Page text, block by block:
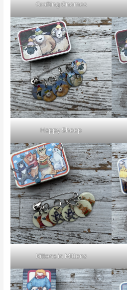
Crafting Gnomes
Happy Sheep
Kittens in Mittens